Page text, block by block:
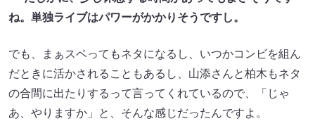
ね。単独ライブはパワーがかかりそうですし。
でも、まぁスベってもネタになるし、いつかコンビを組ん
だときに活かされることもあるし、山添さんと柏木もネタ
の合間に出たりするって言ってくれているので、「じゃ
あ、やりますか」と、そんな感じだったんですよ。